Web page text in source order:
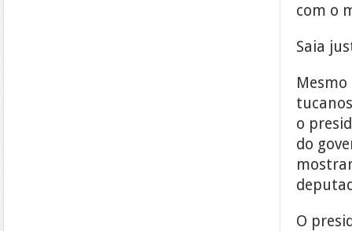
com o
Saia
o
do
O